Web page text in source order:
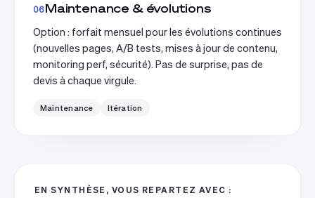
06Maintenance & évolutions
Option : forfait mensuel pour les évolutions continues
(nouvelles pages, A/B tests, mises à jour de contenu,
monitoring perf, sécurité). Pas de surprise, pas de
devis à chaque virgule.
Maintenance Itération
EN SYNTHÈSE, VOUS REPARTEZ AVEC :